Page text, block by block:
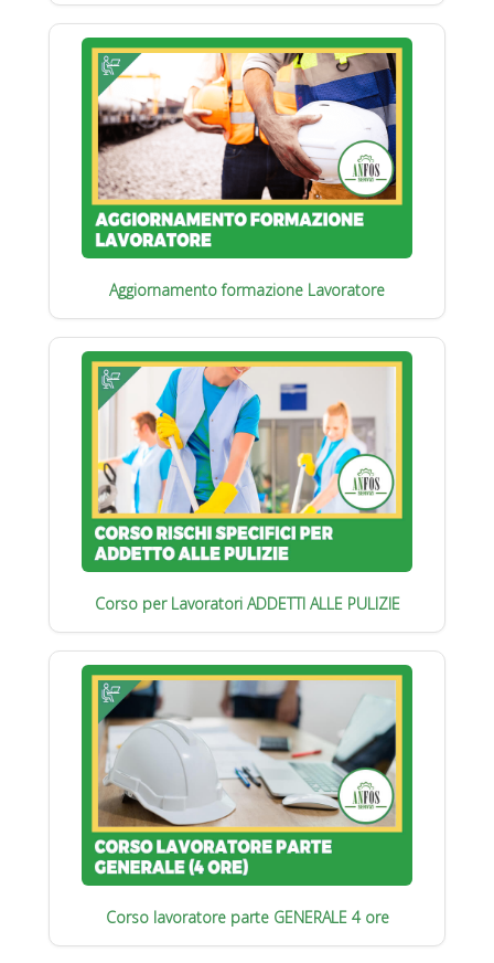
Aggiornamento formazione Lavoratore
Corso per Lavoratori ADDETTI ALLE PULIZIE
Corso lavoratore parte GENERALE 4 ore